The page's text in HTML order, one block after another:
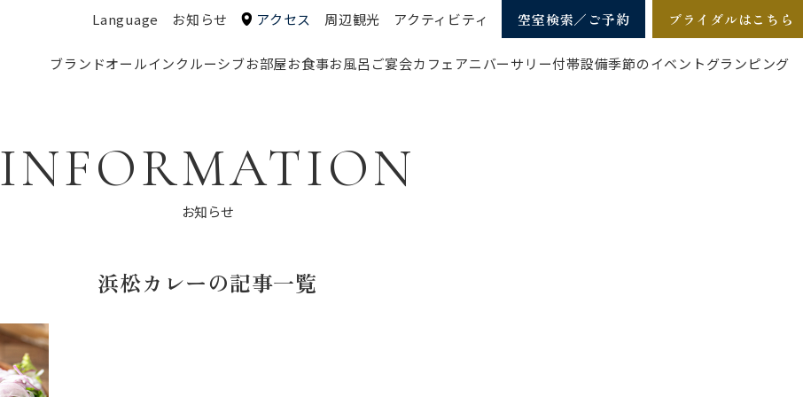
Language お知らせ アクセス 周辺観光 アクティビティ 空室検索／ご予約 ブライダルはこちら
ブランドオールインクルーシブお部屋お食事お風呂 ご宴会カフェ アニバーサリー付帯設備季節のイベントグランピング
INFORMATION
お知らせ
浜松カレーの記事一覧